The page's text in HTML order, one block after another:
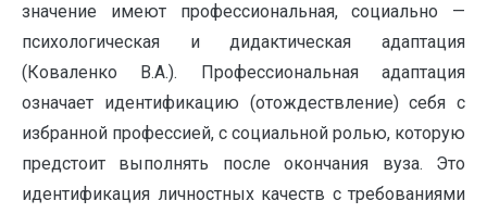
значение имеют профессиональная, социально —
психологическая и дидактическая адаптация
(Коваленко В.А.). Профессиональная адаптация
означает идентификацию (отождествление) себя с
избранной профессией, с социальной ролью, которую
предстоит выполнять после окончания вуза. Это
идентификация личностных качеств с требованиями